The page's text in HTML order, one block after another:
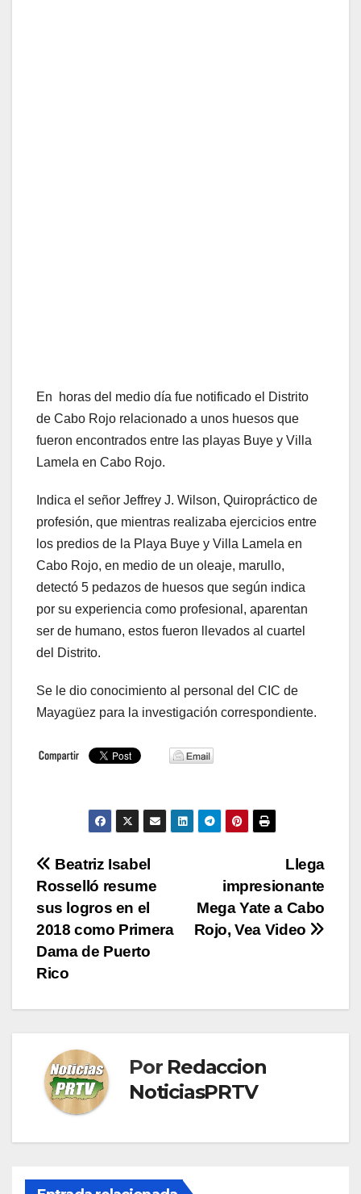
En horas del medio día fue notificado el Distrito
de Cabo Rojo relacionado a unos huesos que
fueron encontrados entre las playas Buye y Villa
Lamela en Cabo Rojo.
Indica el señor Jeffrey J. Wilson, Quiropráctico de
profesión, que mientras realizaba ejercicios entre
los predios de la Playa Buye y Villa Lamela en
Cabo Rojo, en medio de un oleaje, marullo,
detectó 5 pedazos de huesos que según indica
por su experiencia como profesional, aparentan
ser de humano, estos fueron llevados al cuartel
del Distrito.
Se le dio conocimiento al personal del CIC de
Mayagüez para la investigación correspondiente.
Navegación
de
entradas
Llega
impresionante
Mega Yate a Cabo
Rojo, Vea Video
Beatriz Isabel
Rosselló resume
sus logros en el
2018 como Primera
Dama de Puerto
Rico
Por Redaccion
NoticiasPRTV